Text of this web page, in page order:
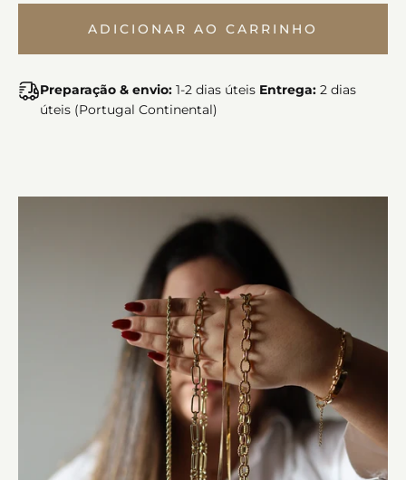
ADICIONAR AO CARRINHO
Preparação & envio: 1-2 dias úteis Entrega: 2 dias
úteis (Portugal Continental)